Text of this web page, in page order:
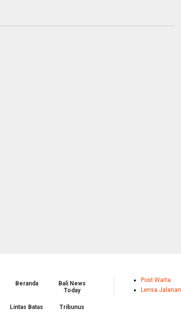
Beranda
Bali News
Today
Lintas Batas Tribunus
Post Warta
Lensa Jalanan